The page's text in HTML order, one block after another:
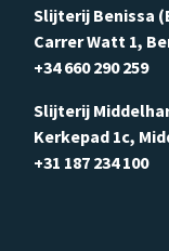
Slijterij Benissa
Carrer Watt 1,
+34 660 290 259
Slijterij
Kerkepad 1c,
+31 187 234 100